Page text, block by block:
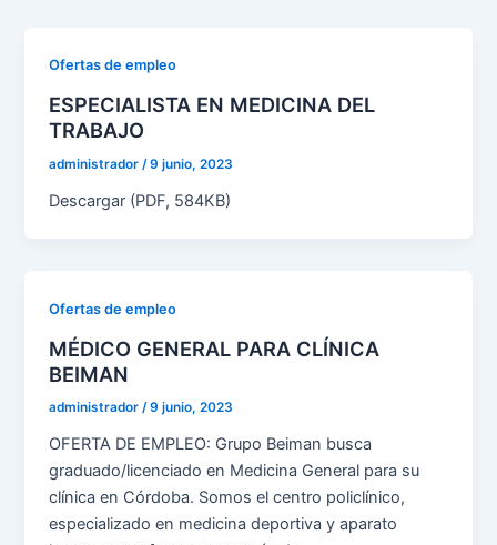
Ofertas de empleo
ESPECIALISTA EN MEDICINA DEL
TRABAJO
administrador/9 junio, 2023
Descargar (PDF, 584KB)
Ofertas de empleo
MÉDICO GENERAL PARA CLÍNICA
BEIMAN
administrador/9 junio, 2023
OFERTA DE EMPLEO: Grupo Beiman busca
graduado/licenciado en Medicina General para su
clínica en Córdoba. Somos el centro policlínico,
especializado en medicina deportiva y aparato